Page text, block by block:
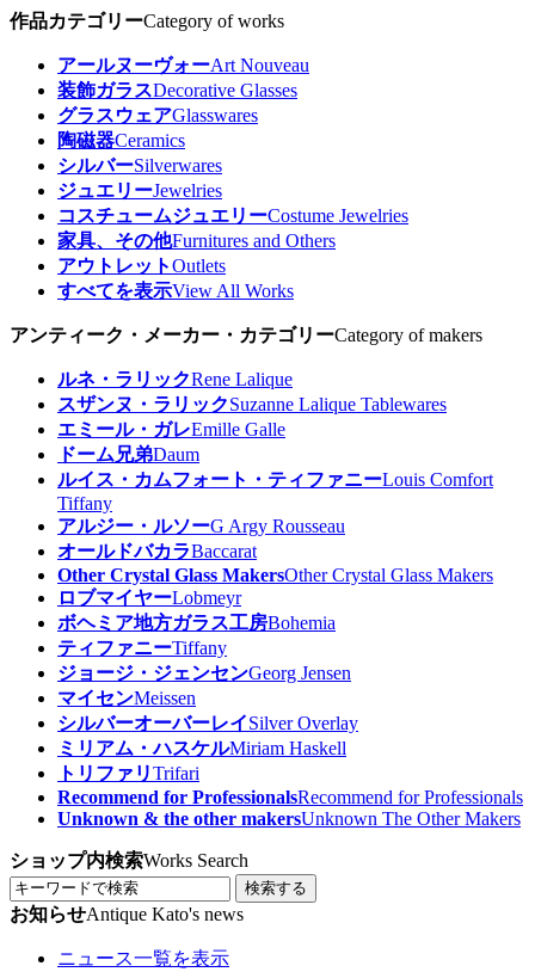
作品カテゴリーCategory of works
アールヌーヴォーArt Nouveau
装飾ガラスDecorative Glasses
グラスウェアGlasswares
陶磁器Ceramics
シルバーSilverwares
ジュエリーJewelries
コスチュームジュエリーCostume Jewelries
家具、その他Furnitures and Others
アウトレットOutlets
すべてを表示View All Works
アンティーク・メーカー・カテゴリーCategory of makers
ルネ・ラリックRene Lalique
スザンヌ・ラリックSuzanne Lalique Tablewares
エミール・ガレEmille Galle
ドーム兄弟Daum
ルイス・カムフォート・ティファニーLouis Comfort
Tiffany
アルジー・ルソーG Argy Rousseau
オールドバカラBaccarat
Other Crystal Glass MakersOther Crystal Glass Makers
ロブマイヤーLobmeyr
ボヘミア地方ガラス工房Bohemia
ティファニーTiffany
ジョージ・ジェンセンGeorg Jensen
マイセンMeissen
シルバーオーバーレイSilver Overlay
ミリアム・ハスケルMiriam Haskell
トリファリTrifari
Recommend for ProfessionalsRecommend for Professionals
Unknown & the other makersUnknown The Other Makers
ショップ内検索Works Search
検索する
お知らせAntique Kato's news
ニュース一覧を表示